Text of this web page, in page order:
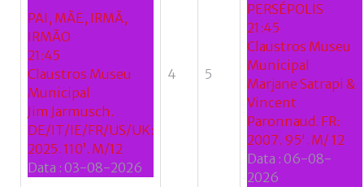
PAI, MÃE, IRMÃ,
IRMÃO
21:45
Claustros Museu
Municipal
Jim Jarmusch.
DE/IT/IE/FR/US/UK:
2025. 110’. M/12
Data : 03-08-2026
4 5
PERSÉPOLIS
21:45
Claustros Museu
Municipal
Marjane Satrapi &
Vincent
Paronnaud. FR:
2007. 95'. M/ 12
Data : 06-08-
2026